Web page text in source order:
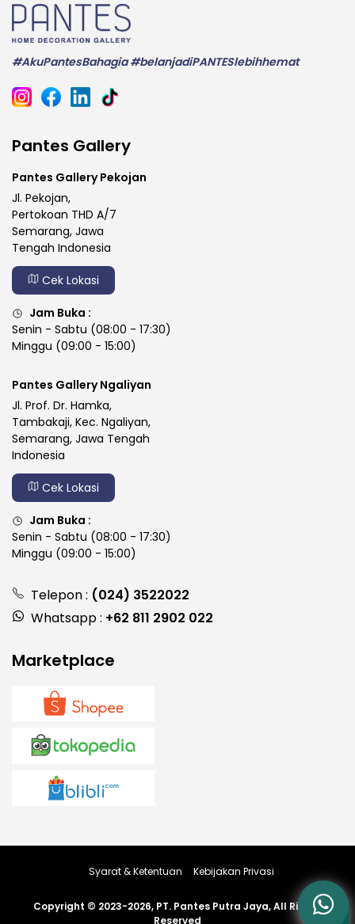
#AkuPantesBahagia #belanjadiPANTESlebihhemat
Pantes Gallery
Pantes Gallery Pekojan
Jl. Pekojan,
Pertokoan THD A/7
Semarang, Jawa
Tengah Indonesia
Cek Lokasi
Jam Buka :
Senin - Sabtu (08:00 - 17:30)
Minggu (09:00 - 15:00)
Pantes Gallery Ngaliyan
Jl. Prof. Dr. Hamka,
Tambakaji, Kec. Ngaliyan,
Semarang, Jawa Tengah
Indonesia
Cek Lokasi
Jam Buka :
Senin - Sabtu (08:00 - 17:30)
Minggu (09:00 - 15:00)
Telepon : (024) 3522022
Whatsapp : +62 811 2902 022
Marketplace
Copyright © 2023-2026, PT. Pantes Putra Jaya, All Rights
Reserved
Syarat & Ketentuan Kebijakan Privasi